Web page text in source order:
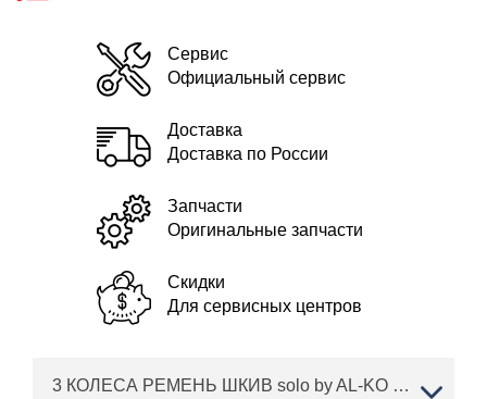
Сервис
Официальный сервис
Доставка
Доставка по России
Запчасти
Оригинальные запчасти
Скидки
Для сервисных центров
3 КОЛЕСА РЕМЕНЬ ШКИВ solo by AL-KO трактор T 15-93.7 HD-A Артикул: 127417 с 02/2019 года